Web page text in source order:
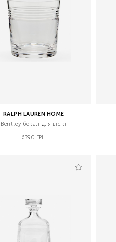
RALPH LAUREN HOME
Bentley бокал для віскі
6390 ГРН